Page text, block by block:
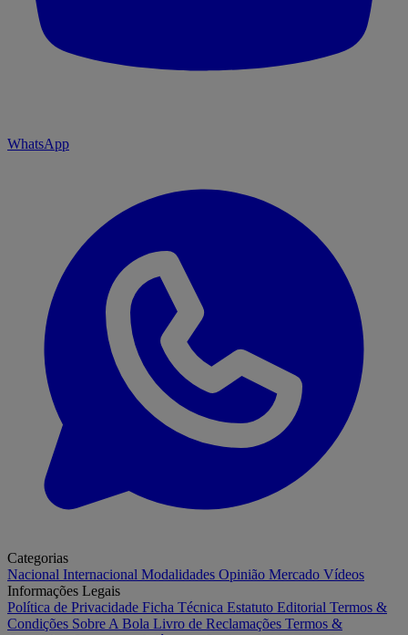
WhatsApp
Categorias
Nacional Internacional Modalidades Opinião Mercado Vídeos
Informações Legais
Política de Privacidade Ficha Técnica Estatuto Editorial Termos &
Condições Sobre A Bola Livro de Reclamações Termos &